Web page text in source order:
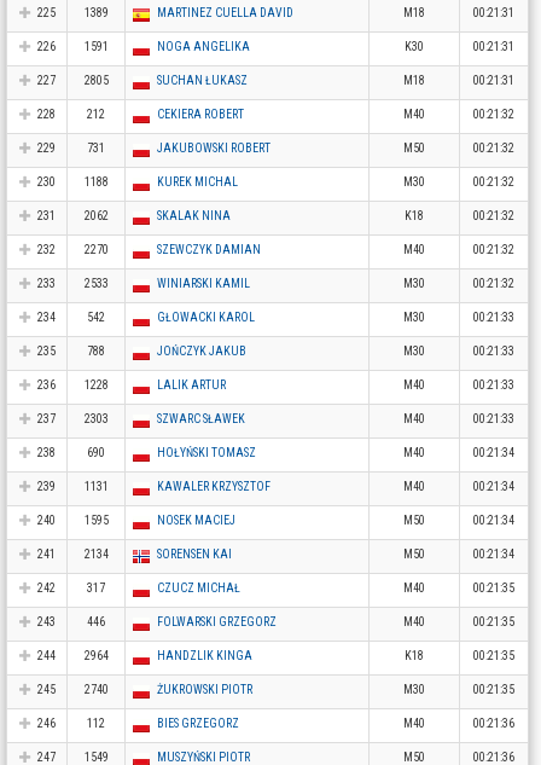
225 1389 MARTINEZ CUELLA DAVID M18 00:21:31
226 1591 NOGA ANGELIKA K30 00:21:31
227 2805 SUCHAN ŁUKASZ M18 00:21:31
228 212 CEKIERA ROBERT M40 00:21:32
229 731 JAKUBOWSKI ROBERT M50 00:21:32
230 1188 KUREK MICHAL M30 00:21:32
231 2062 SKALAK NINA K18 00:21:32
232 2270 SZEWCZYK DAMIAN M40 00:21:32
233 2533 WINIARSKI KAMIL M30 00:21:32
234 542 GŁOWACKI KAROL M30 00:21:33
235 788 JOŃCZYK JAKUB M30 00:21:33
236 1228 LALIK ARTUR M40 00:21:33
237 2303 SZWARC SŁAWEK M40 00:21:33
238 690 HOŁYŃSKI TOMASZ M40 00:21:34
239 1131 KAWALER KRZYSZTOF M40 00:21:34
240 1595 NOSEK MACIEJ M50 00:21:34
241 2134 SORENSEN KAI M50 00:21:34
242 317 CZUCZ MICHAŁ M40 00:21:35
243 446 FOLWARSKI GRZEGORZ M40 00:21:35
244 2964 HANDZLIK KINGA K18 00:21:35
245 2740 ŻUKROWSKI PIOTR M30 00:21:35
246 112 BIES GRZEGORZ M40 00:21:36
247 1549 MUSZYŃSKI PIOTR M50 00:21:36